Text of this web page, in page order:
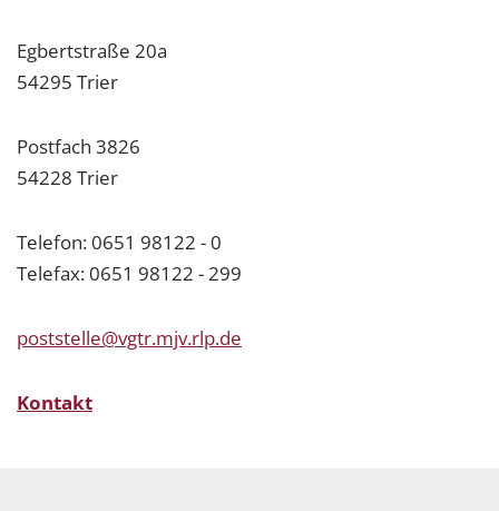
Egbertstraße 20a
54295 Trier
Postfach 3826
54228 Trier
Telefon: 0651 98122 - 0
Telefax: 0651 98122 - 299
poststelle@vgtr.mjv.rlp.de
Kontakt